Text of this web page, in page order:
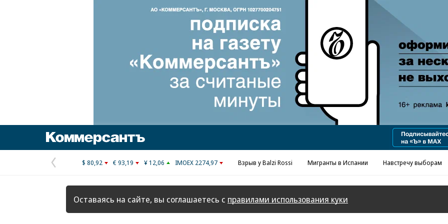
Реклама в «Ъ» www.kommersant.ru/ad
Предыдущая
страница
$ 80,92 € 93,19 ¥ 12,06 IMOEX 2274,97 Взрыв у Balzi Rossi Мигранты в Испании Навстречу выборам
Оставаясь на сайте, вы соглашаетесь с правилами использования куки